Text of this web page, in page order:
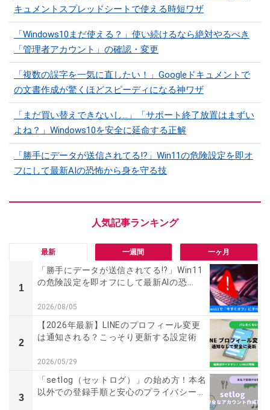
キュメントスプレッドシートで使える時短ワザ
「Windows10まだ使える？」使い続けるなら絶対やるべき
「管理者アカウント」の確認・変更
「複数の誤字を一気に直したい！」Googleドキュメントで
の文書作成が驚くほどスピーディになる神ワザ
「まだ買い替えできないし…」「サポート終了放置はまずい
よね？」Windows10を安全に延命する正解
「勝手にデータが送信されてる!?」Win11の危険設定を即オ
フにして最新AIの恐怖から身を守る技
最新 一週間 一ヶ月
1
「勝手にデータが送信されてる!?」Win11
の危険設定を即オフにして最新AIの恐...
2026/08/05
2
【2026年最新】LINEのプロフィール変更
は通知される？こっそり更新する設定術
2026/05/29
3
「setlog（セットログ）」の始め方！本名
以外での登録手順と安心のプライバシー...